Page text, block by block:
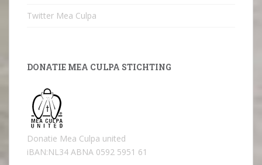
Twitter Mea Culpa
DONATIE MEA CULPA STICHTING
Donatie Mea Culpa united
iBAN:NL34 ABNA 0592 5951 61